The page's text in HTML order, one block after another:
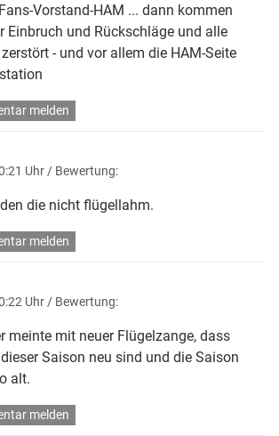
Vorstand-HAM ... dann kommen
Einbruch und Rückschläge und alle
- und vor allem die HAM-Seite
melden
Uhr / Bewertung:
die nicht flügellahm.
melden
Uhr / Bewertung:
meinte mit neuer Flügelzange, dass
Saison neu sind und die Saison
alt.
melden